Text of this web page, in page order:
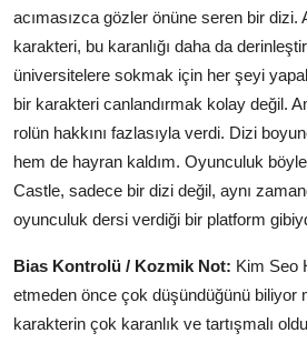
acımasızca gözler önüne seren bir dizi.
karakteri, bu karanlığı daha da
üniversitelere sokmak için her şeyi
bir karakteri canlandırmak kolay değil.
rolün hakkını fazlasıyla verdi. Dizi
hem de hayran kaldım. Oyunculuk
Castle, sadece bir dizi değil, aynı
oyunculuk dersi verdiği bir platform
Bias Kontrolü / Kozmik Not: Kim Seo
etmeden önce çok düşündüğünü biliyor
karakterin çok karanlık ve tartışmalı